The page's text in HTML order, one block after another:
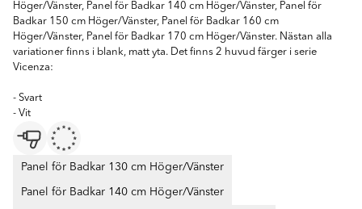
Höger/Vänster, Panel för Badkar 140 cm Höger/Vänster, Panel för
Badkar 150 cm Höger/Vänster, Panel för Badkar 160 cm
Höger/Vänster, Panel för Badkar 170 cm Höger/Vänster. Nästan alla
variationer finns i blank, matt yta. Det finns 2 huvud färger i serie
Vicenza:
- Svart
- Vit
Panel för Badkar 130 cm Höger/Vänster
Panel för Badkar 140 cm Höger/Vänster